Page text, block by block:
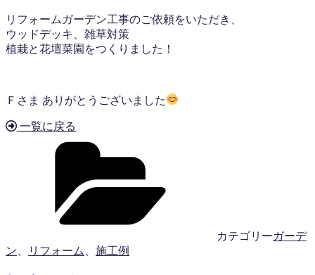
リフォームガーデン工事のご依頼をいただき、
ウッドデッキ、雑草対策
植栽と花壇菜園をつくりました！
Ｆさま ありがとうございました
一覧に戻る
カテゴリーガーデ
ン、 リフォーム、 施工例